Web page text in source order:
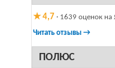
★ 4,7 · 1639 оценок на
Читать отзывы →
ПОЛЮС